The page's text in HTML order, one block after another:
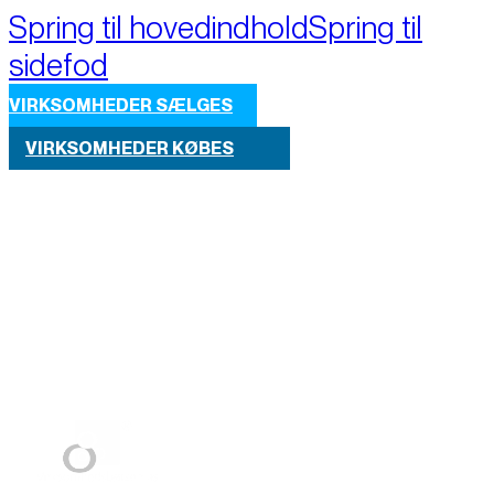
Spring til hovedindholdSpring til
sidefod
VIRKSOMHEDER SÆLGES
VIRKSOMHEDER KØBES